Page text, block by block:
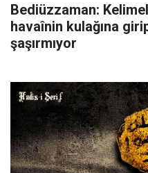
Bediüzzaman:
havaînin kulağına
şaşırmıyor